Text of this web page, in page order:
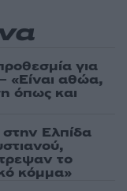
για
«Είναι αθώα,
όπως και
Ελπίδα
το
κόμμα»